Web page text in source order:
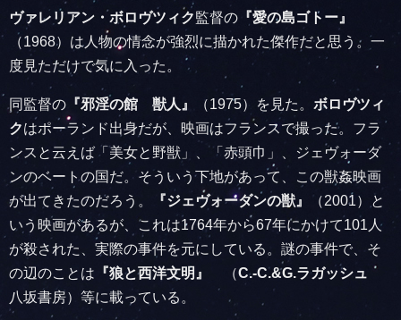
ヴァレリアン・ボロヴツィク監督の 『愛の島ゴトー』
（1968）は人物の情念が強烈に描かれた傑作だと思う。一
度見ただけで気に入った。
同監督の 『邪淫の館 獣人』 （1975）を見た。 ボロヴツィ
クはポーランド出身だが、映画はフランスで撮った。フラ
ンスと云えば「美女と野獣」、「赤頭巾」、ジェヴォーダ
ンのベートの国だ。そういう下地があって、この獣姦映画
が出てきたのだろう。
『ジェヴォーダンの獣』
（2001）と
いう映画があるが、これは1764年から67年にかけて101人
が殺された、実際の事件を元にしている。謎の事件で、そ
の辺のことは 『狼と西洋文明』 （C.-C.&G.ラガッシュ
八坂書房）等に載っている。